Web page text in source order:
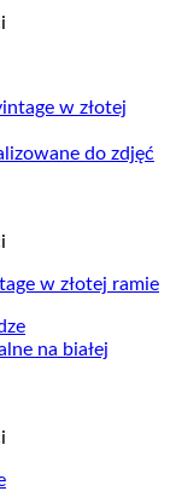
w złotej ramie